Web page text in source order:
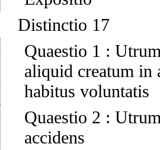
Distinctio 17
Quaestio 1 :
aliquid creatum in
habitus voluntatis
Quaestio 2 :
accidens